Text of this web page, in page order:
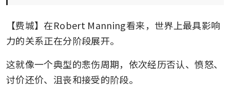
【费城】在Robert Manning看来，世界上最具影响
力的关系正在分阶段展开。
这就像一个典型的悲伤周期，依次经历否认、愤怒、
讨价还价、沮丧和接受的阶段。